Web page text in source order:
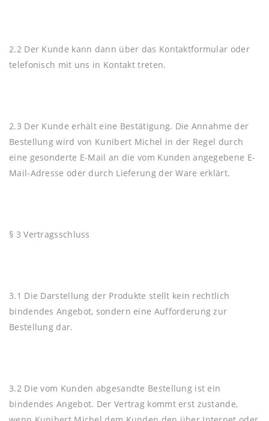
2.2 Der Kunde kann dann über das Kontaktformular oder
telefonisch mit uns in Kontakt treten.
2.3 Der Kunde erhält eine Bestätigung. Die Annahme der
Bestellung wird von Kunibert Michel in der Regel durch
eine gesonderte E-Mail an die vom Kunden angegebene E-
Mail-Adresse oder durch Lieferung der Ware erklärt.
§ 3 Vertragsschluss
3.1 Die Darstellung der Produkte stellt kein rechtlich
bindendes Angebot, sondern eine Aufforderung zur
Bestellung dar.
3.2 Die vom Kunden abgesandte Bestellung ist ein
bindendes Angebot. Der Vertrag kommt erst zustande,